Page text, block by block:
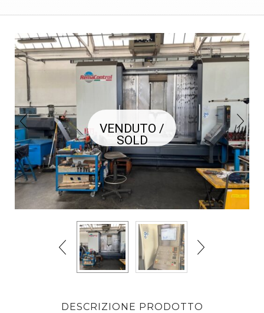
VENDUTO /
SOLD
DESCRIZIONE PRODOTTO